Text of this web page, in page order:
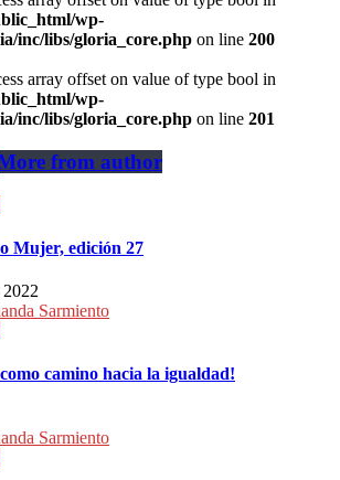
wp-
inc/libs/gloria_core.php on line 200
array offset on value of type bool in
wp-
inc/libs/gloria_core.php on line 201
from author
Mujer, edición 27
Sarmiento
camino hacia la igualdad!
Sarmiento